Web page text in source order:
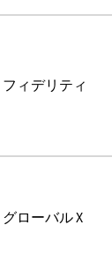
フィデリティ
グローバル X